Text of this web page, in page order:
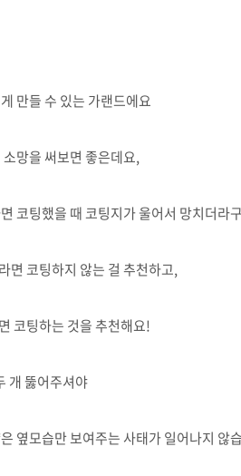
만들 수 있는 가랜드에요
망을 써보면 좋은데요,
코팅했을 때 코팅지가 울어서 망치더라
면 코팅하지 않는 걸 추천하고,
코팅하는 것을 추천해요!
개 뚫어주셔야
옆모습만 보여주는 사태가 일어나지 않